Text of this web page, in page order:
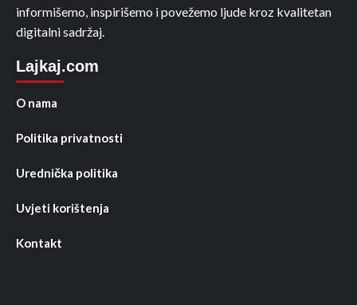
informišemo, inspirišemo i povežemo ljude kroz kvalitetan
digitalni sadržaj.
Lajkaj.com
O nama
Politika privatnosti
Urednička politika
Uvjeti korištenja
Kontakt